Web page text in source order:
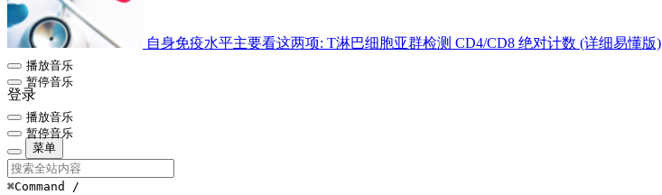
自身免疫水平主要看这两项: T淋巴细胞亚群检测 CD4/CD8 绝对计数 (详细易懂版)
播放音乐
暂停音乐
登录
播放音乐
暂停音乐
菜单
⌘Command /